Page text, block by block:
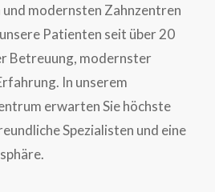
modernsten Zahnzentren
Patienten seit über 20
Betreuung, modernster
In unserem
erwarten Sie höchste
Spezialisten und eine